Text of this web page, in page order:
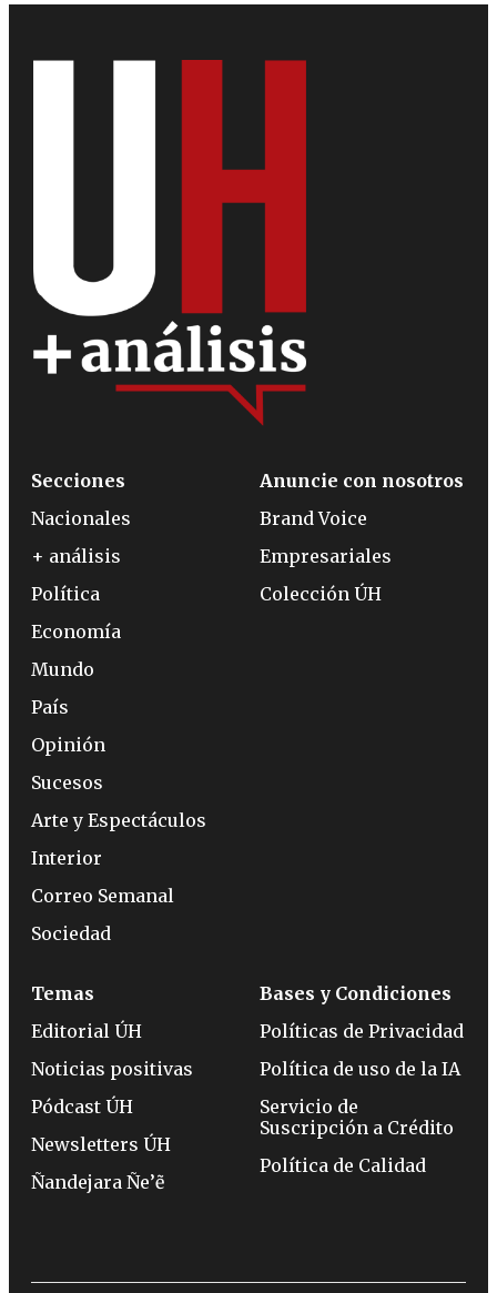
Secciones
Nacionales
+ análisis
Política
Economía
Mundo
País
Opinión
Sucesos
Arte y Espectáculos
Interior
Correo Semanal
Sociedad
Anuncie con nosotros
Brand Voice
Empresariales
Colección ÚH
Temas
Editorial ÚH
Noticias positivas
Pódcast ÚH
Newsletters ÚH
Ñandejara Ñe’ẽ
Bases y Condiciones
Políticas de Privacidad
Política de uso de la IA
Servicio de
Suscripción a Crédito
Política de Calidad